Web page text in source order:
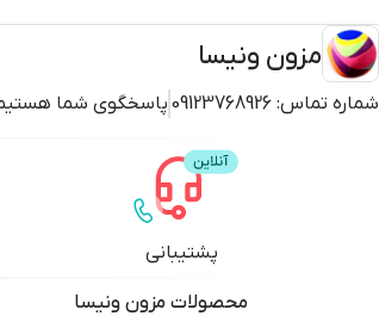
مزون ونیسا
شماره تماس: 09123768926 پاسخگوی شما
پشتیبانی
محصولاتمزون ونیسا